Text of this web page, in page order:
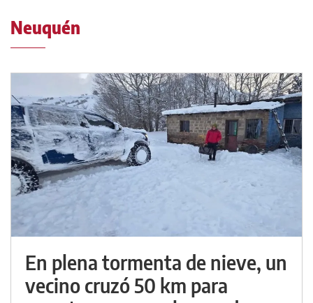
Neuquén
En plena tormenta de nieve, un
vecino cruzó 50 km para